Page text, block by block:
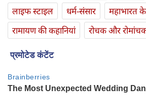
लाइफ स्‍टाइल
धर्म-संसार
महाभारत
रामायण की कहानियां
रोचक और